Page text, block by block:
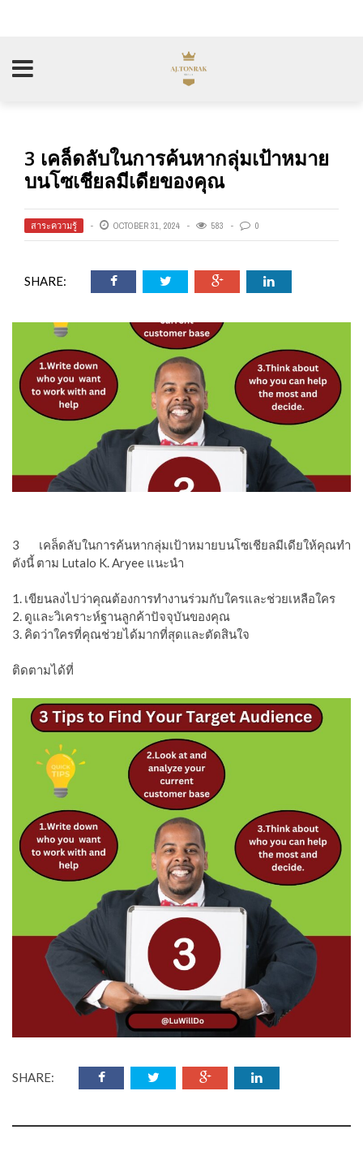
3 เคล็ดลับในการค้นหากลุ่มเป้าหมาย
บนโซเชียลมีเดียของคุณ
สาระความรู้ OCTOBER 31, 2024 583 0
SHARE:
3 เคล็ดลับในการค้นหากลุ่มเป้าหมายบนโซเชียลมีเดียให้คุณทำ
ดังนี้ ตาม Lutalo K. Aryee แนะนำ
1. เขียนลงไปว่าคุณต้องการทำงานร่วมกับใครและช่วยเหลือใคร
2. ดูและวิเคราะห์ฐานลูกค้าปัจจุบันของคุณ
3. คิดว่าใครที่คุณช่วยได้มากที่สุดและตัดสินใจ
ติดตามได้ที่
SHARE: